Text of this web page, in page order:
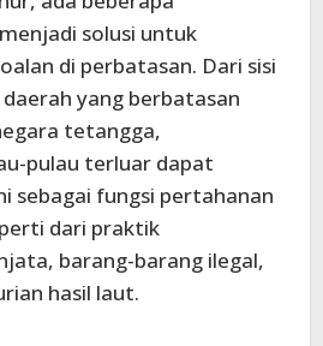
solusi untuk
di perbatasan. Dari sisi
yang berbatasan
tetangga,
pulau terluar dapat
sebagai fungsi pertahanan
dari praktik
barang-barang ilegal,
hasil laut.